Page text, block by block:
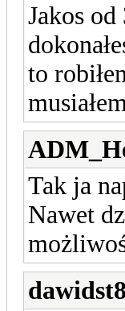
Jakos
to
Tak ja
Nawet
dawidst8